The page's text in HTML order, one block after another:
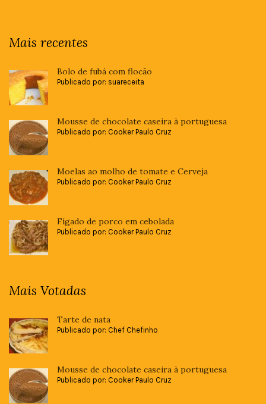
Mais recentes
Bolo de fubá com flocão
Publicado por: suareceita
Mousse de chocolate caseira à portuguesa
Publicado por: Cooker Paulo Cruz
Moelas ao molho de tomate e Cerveja
Publicado por: Cooker Paulo Cruz
Fígado de porco em cebolada
Publicado por: Cooker Paulo Cruz
Mais Votadas
Tarte de nata
Publicado por: Chef Chefinho
Mousse de chocolate caseira à portuguesa
Publicado por: Cooker Paulo Cruz